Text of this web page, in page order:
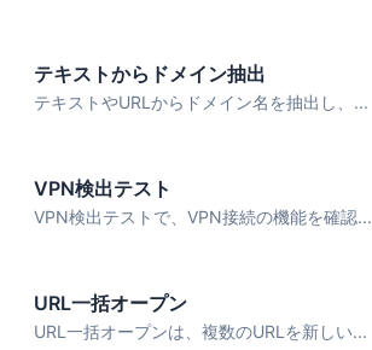
テキストからドメイン抽出
テキストやURLからドメイン名を抽出し、...
VPN検出テスト
VPN検出テストで、VPN接続の機能を確認...
URL一括オープン
URL一括オープンは、複数のURLを新しい...